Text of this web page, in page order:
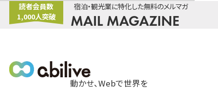
宿泊・観光業に特化した無料のメルマガ
MAIL MAGAZINE
読者会員数
1,000人突破
動かせ、Webで世界を